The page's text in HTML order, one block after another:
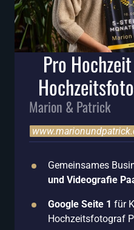
Pro
Marion & Patrick
Gemeinsames
und Videografie
Google Seite 1 für
Hochzeitsfotograf